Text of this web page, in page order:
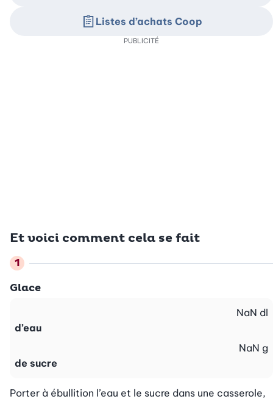
Et voici comment cela se fait
Glace
d’eau
NaN dl
de sucre
NaN g
Porter à ébullition l’eau et le sucre dans une casserole,
Listes d’achats Coop
PUBLICITÉ